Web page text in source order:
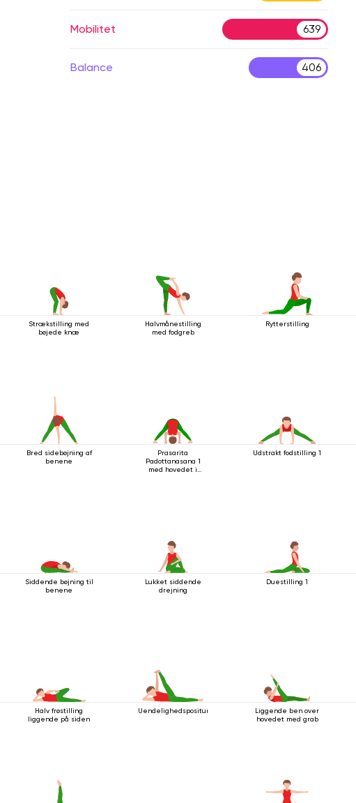
Mobilitet 639
Balance 406
Strækstilling med
bøjede knæ
Halvmånestilling
med fodgreb
Rytterstilling
Bred sidebøjning af
benene
Prasarita
Padottanasana 1
med hovedet i
Udstrakt fodstilling 1
Siddende bøjning til
benene
Lukket siddende
drejning
Duestilling 1
Halv frøstilling
liggende på siden
Uendelighedspositur
Liggende ben over
hovedet med grab